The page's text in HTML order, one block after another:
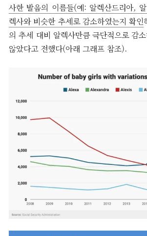
사한 발음의 이름들(예: 알렉산드리아,
렉사와 비슷한 추세로 감소하였는지 확인
의 추세 대비 알렉사만큼 극단적으로 감
않았다고 전했다(아래 그래프 참조).